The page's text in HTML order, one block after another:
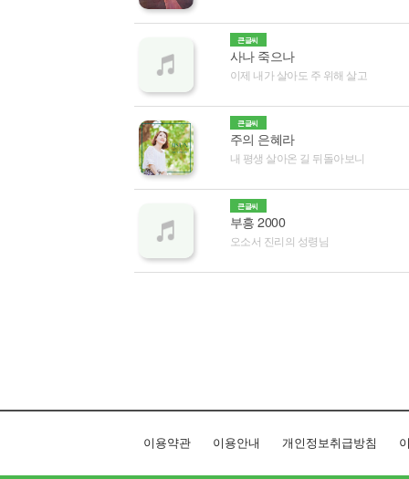
큰글씨
사나 죽으나
이제 내가 살아도 주 위해 살고
큰글씨
주의 은혜라
내 평생 살아온 길 뒤돌아보니
큰글씨
부흥 2000
오소서 진리의 성령님
이용약관 이용안내 개인정보취급방침